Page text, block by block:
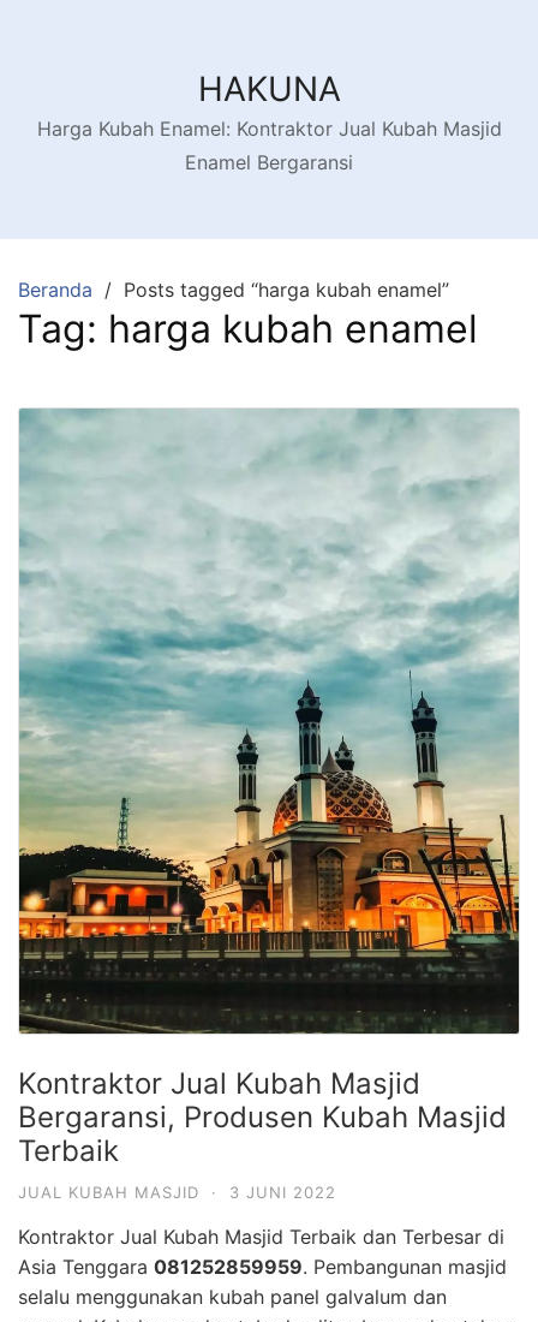
HAKUNA
Harga Kubah Enamel: Kontraktor Jual Kubah Masjid
Enamel Bergaransi
Beranda Posts tagged “harga kubah enamel”
Tag: harga kubah enamel
Kontraktor Jual Kubah Masjid
Bergaransi, Produsen Kubah Masjid
Terbaik
JUAL KUBAH MASJID · 3 JUNI 2022
Kontraktor Jual Kubah Masjid Terbaik dan Terbesar di
Asia Tenggara 081252859959. Pembangunan masjid
selalu menggunakan kubah panel galvalum dan